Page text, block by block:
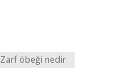
Zarf öbeği nedir